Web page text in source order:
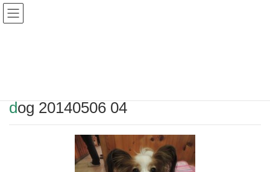
Warning
dog 20140506 04